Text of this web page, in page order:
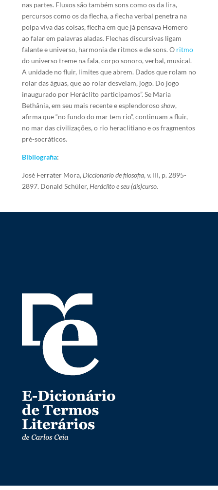
nas partes. Fluxos são também sons como os da lira,
percursos como os da flecha, a flecha verbal penetra na
polpa viva das coisas, flecha em que já pensava Homero
ao falar em palavras aladas. Flechas discursivas ligam
falante e universo, harmonia de ritmos e de sons. O ritmo
do universo treme na fala, corpo sonoro, verbal, musical.
A unidade no fluir, limites que abrem. Dados que rolam no
rolar das águas, que ao rolar desvelam, jogo. Do jogo
inaugurado por Heráclito participamos”. Se Maria
Bethânia, em seu mais recente e esplendorososhow,
afirma que “no fundo do mar tem rio”, continuam a fluir,
no mar das civilizações, o rio heraclitiano e os fragmentos
pré-socráticos.
Bibliografia:
José Ferrater Mora, Diccionario de filosofia, v. III, p. 2895-
2897. Donald Schüler, Heráclito e seu (dis)curso.